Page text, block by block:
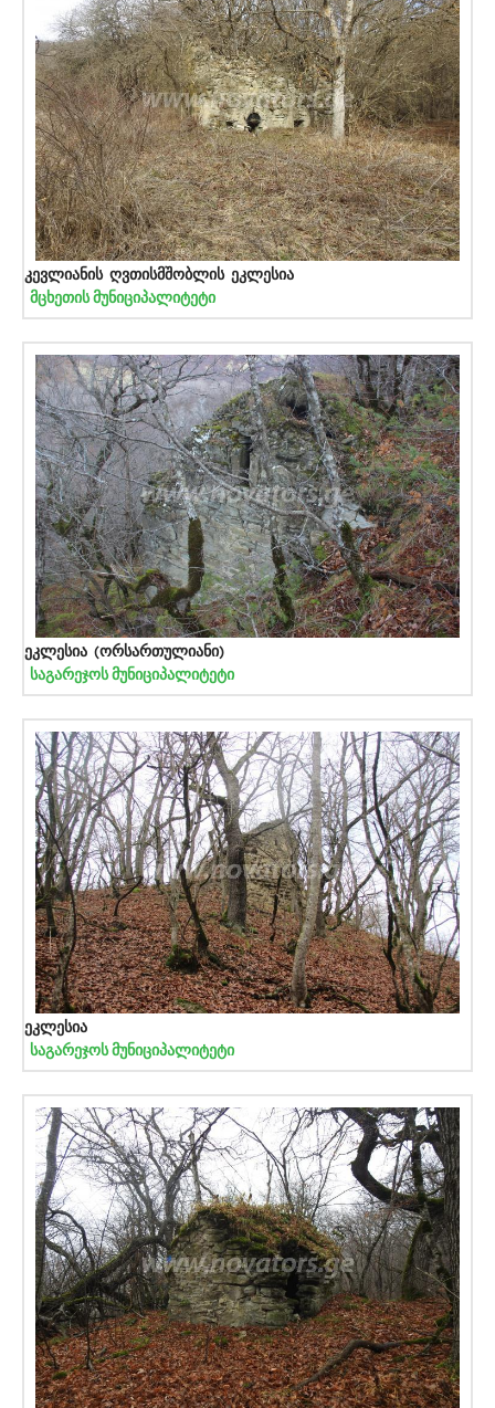
კევლიანის ღვთისმშობლის ეკლესია
მცხეთის მუნიციპალიტეტი
ეკლესია (ორსართულიანი)
საგარეჯოს მუნიციპალიტეტი
ეკლესია
საგარეჯოს მუნიციპალიტეტი